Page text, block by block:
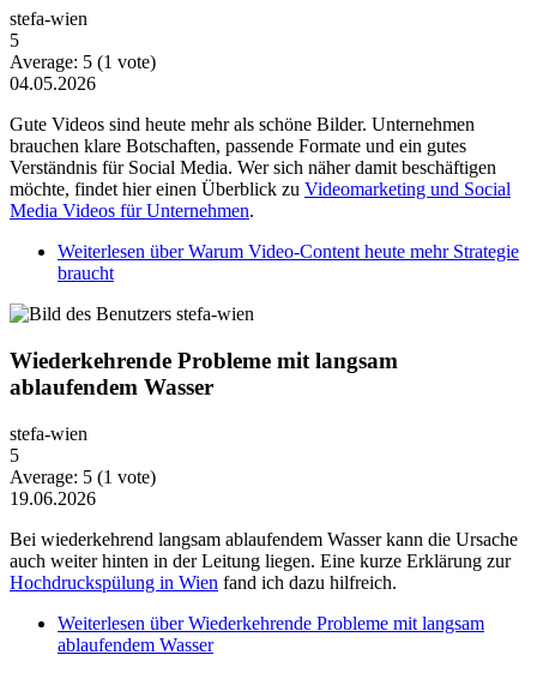
stefa-wien
5
Average: 5 (1 vote)
04.05.2026
Gute Videos sind heute mehr als schöne Bilder. Unternehmen
brauchen klare Botschaften, passende Formate und ein gutes
Verständnis für Social Media. Wer sich näher damit beschäftigen
möchte, findet hier einen Überblick zu Videomarketing und Social
Media Videos für Unternehmen.
Weiterlesen über Warum Video-Content heute mehr Strategie
braucht
Wiederkehrende Probleme mit langsam
ablaufendem Wasser
stefa-wien
5
Average: 5 (1 vote)
19.06.2026
Bei wiederkehrend langsam ablaufendem Wasser kann die Ursache
auch weiter hinten in der Leitung liegen. Eine kurze Erklärung zur
Hochdruckspülung in Wien fand ich dazu hilfreich.
Weiterlesen über Wiederkehrende Probleme mit langsam
ablaufendem Wasser